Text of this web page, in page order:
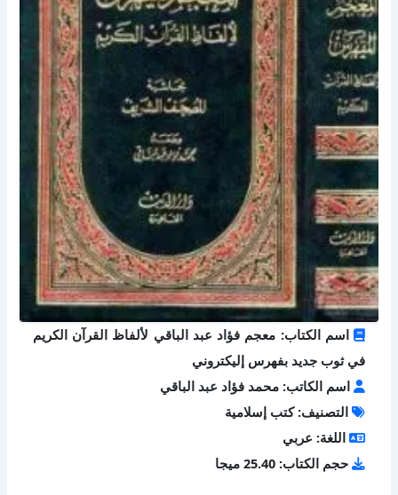
اسم الكتاب: معجم فؤاد عبد الباقي لألفاظ القرآن الكريم
في ثوب جديد بفهرس إليكتروني
اسم الكاتب: محمد فؤاد عبد الباقي
التصنيف: كتب إسلامية
اللغة: عربي
حجم الكتاب: 25.40 ميجا